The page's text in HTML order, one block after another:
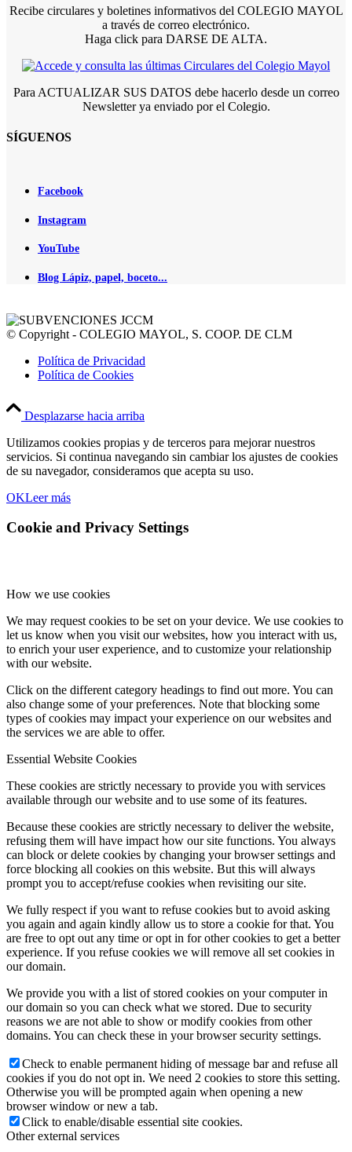
Recibe circulares y boletines informativos del COLEGIO MAYOL
a través de correo electrónico.
Haga click para DARSE DE ALTA.
Para ACTUALIZAR SUS DATOS debe hacerlo desde un correo
Newsletter ya enviado por el Colegio.
SÍGUENOS
Facebook
Instagram
YouTube
Blog Lápiz, papel, boceto...
© Copyright - COLEGIO MAYOL, S. COOP. DE CLM
Política de Privacidad
Política de Cookies
Desplazarse hacia arriba
Utilizamos cookies propias y de terceros para mejorar nuestros
servicios. Si continua navegando sin cambiar los ajustes de cookies
de su navegador, consideramos que acepta su uso.
OKLeer más
Cookie and Privacy Settings
How we use cookies
We may request cookies to be set on your device. We use cookies to
let us know when you visit our websites, how you interact with us,
to enrich your user experience, and to customize your relationship
with our website.
Click on the different category headings to find out more. You can
also change some of your preferences. Note that blocking some
types of cookies may impact your experience on our websites and
the services we are able to offer.
Essential Website Cookies
These cookies are strictly necessary to provide you with services
available through our website and to use some of its features.
Because these cookies are strictly necessary to deliver the website,
refusing them will have impact how our site functions. You always
can block or delete cookies by changing your browser settings and
force blocking all cookies on this website. But this will always
prompt you to accept/refuse cookies when revisiting our site.
We fully respect if you want to refuse cookies but to avoid asking
you again and again kindly allow us to store a cookie for that. You
are free to opt out any time or opt in for other cookies to get a better
experience. If you refuse cookies we will remove all set cookies in
our domain.
We provide you with a list of stored cookies on your computer in
our domain so you can check what we stored. Due to security
reasons we are not able to show or modify cookies from other
domains. You can check these in your browser security settings.
Check to enable permanent hiding of message bar and refuse all
cookies if you do not opt in. We need 2 cookies to store this setting.
Otherwise you will be prompted again when opening a new
browser window or new a tab.
Click to enable/disable essential site cookies.
Other external services